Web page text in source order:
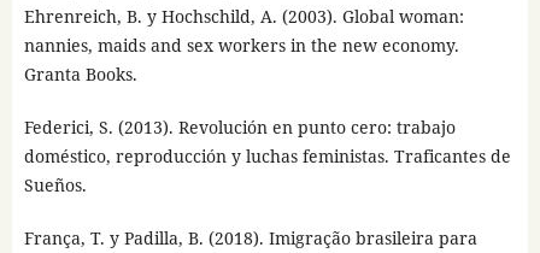
Ehrenreich, B. y Hochschild, A. (2003). Global woman:
nannies, maids and sex workers in the new economy.
Granta Books.
Federici, S. (2013). Revolución en punto cero: trabajo
doméstico, reproducción y luchas feministas. Traficantes de
Sueños.
França, T. y Padilla, B. (2018). Imigração brasileira para